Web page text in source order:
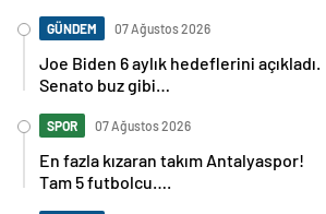
GÜNDEM 07 Ağustos 2026
Joe Biden 6 aylık hedeflerini açıkladı.
Senato buz gibi…
SPOR 07 Ağustos 2026
En fazla kızaran takım Antalyaspor!
Tam 5 futbolcu….